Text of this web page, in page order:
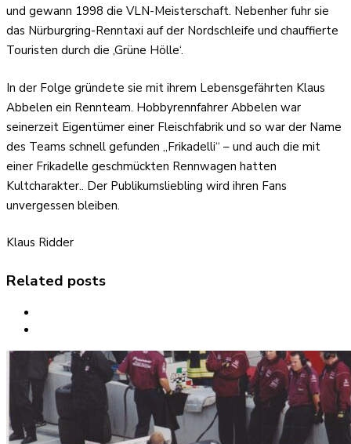
und gewann 1998 die VLN-Meisterschaft. Nebenher fuhr sie
das Nürburgring-Renntaxi auf der Nordschleife und chauffierte
Touristen durch die ‚Grüne Hölle‘.
In der Folge gründete sie mit ihrem Lebensgefährten Klaus
Abbelen ein Rennteam. Hobbyrennfahrer Abbelen war
seinerzeit Eigentümer einer Fleischfabrik und so war der Name
des Teams schnell gefunden „Frikadelli“ – und auch die mit
einer Frikadelle geschmückten Rennwagen hatten
Kultcharakter.. Der Publikumsliebling wird ihren Fans
unvergessen bleiben.
Klaus Ridder
Related posts